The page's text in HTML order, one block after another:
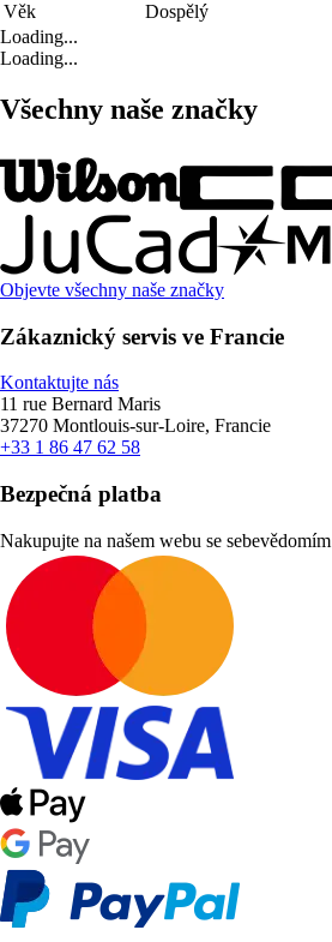
Věk
Dospělý
Loading...
Loading...
Všechny naše značky
Objevte všechny naše značky
Zákaznický servis ve Francie
Kontaktujte nás
11 rue Bernard Maris
37270 Montlouis-sur-Loire, Francie
+33 1 86 47 62 58
Bezpečná platba
Nakupujte na našem webu se sebevědomím